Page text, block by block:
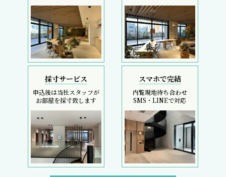
採寸サービス
申込後は当社スタッフが
お部屋を採寸致します
スマホで完結
内覧現地待ち合わせ
SMS・LINEで対応